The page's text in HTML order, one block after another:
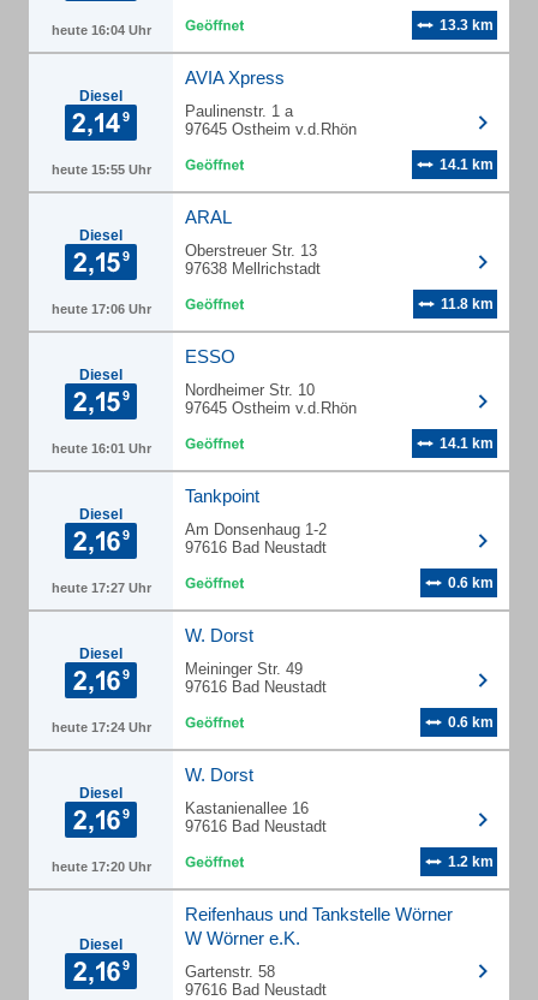
heute 16:04 Uhr 13.3 km
Diesel
heute 15:55 Uhr
AVIA Xpress
Paulinenstr. 1 a
97645 Ostheim v.d.Rhön
14.1 km
Diesel
heute 17:06 Uhr
ARAL
Oberstreuer Str. 13
97638 Mellrichstadt
11.8 km
Diesel
heute 16:01 Uhr
ESSO
Nordheimer Str. 10
97645 Ostheim v.d.Rhön
14.1 km
Diesel
heute 17:27 Uhr
Tankpoint
Am Donsenhaug 1-2
97616 Bad Neustadt
0.6 km
Diesel
heute 17:24 Uhr
W. Dorst
Meininger Str. 49
97616 Bad Neustadt
0.6 km
Diesel
heute 17:20 Uhr
W. Dorst
Kastanienallee 16
97616 Bad Neustadt
1.2 km
Diesel
Reifenhaus und Tankstelle Wörner
W Wörner e.K.
Gartenstr. 58
97616 Bad Neustadt